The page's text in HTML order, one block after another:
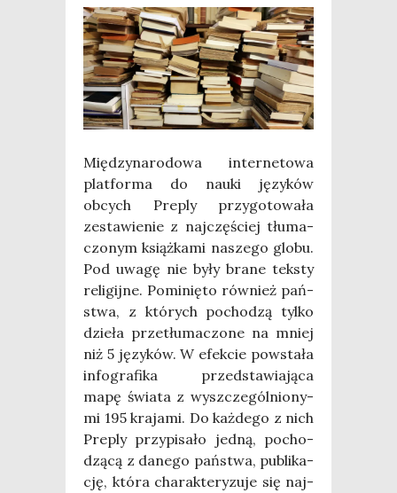
Mię­dzy­na­ro­do­wa inter­ne­to­wa
plat­for­ma do nauki języ­ków
obcych Pre­ply przy­go­to­wa­ła
zesta­wie­nie z naj­czę­ściej tłu­ma­
czo­nym książ­ka­mi nasze­go glo­bu.
Pod uwa­gę nie były bra­ne tek­sty
reli­gij­ne. Pomi­nię­to rów­nież pań­
stwa, z któ­rych pocho­dzą tyl­ko
dzie­ła prze­tłu­ma­czo­ne na mniej
niż 5 języ­ków. W efek­cie powsta­ła
info­gra­fi­ka przed­sta­wia­ją­ca
mapę świa­ta z wyszcze­gól­nio­ny­
mi 195 kra­ja­mi. Do każ­de­go z nich
Pre­ply przy­pi­sa­ło jed­ną, pocho­
dzą­cą z dane­go pań­stwa, publi­ka­
cję, któ­ra cha­rak­te­ry­zu­je się naj­